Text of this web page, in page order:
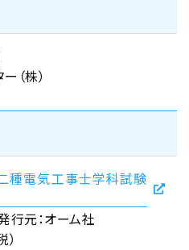
（株）
電気工事士学科試験
元：オーム社